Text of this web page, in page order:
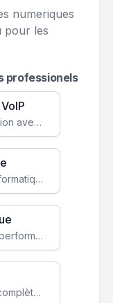
numeriques
pour les
professionels
Simplifiez votre communication avec une solution VoIP flexible, économique et adaptée à vos besoins professionnels.
Optimisez votre stratégie informatique avec l'expertise de nos consultants pour améliorer votre efficacité et sécurité.
Garantissez la stabilité et la performance de votre entreprise avec une infrastructure IT sécurisée et évolutive.
Microsoft 365 une solution complète qui booste votre productivité, renforce la sécurité de vos données et facilite la collaboration.